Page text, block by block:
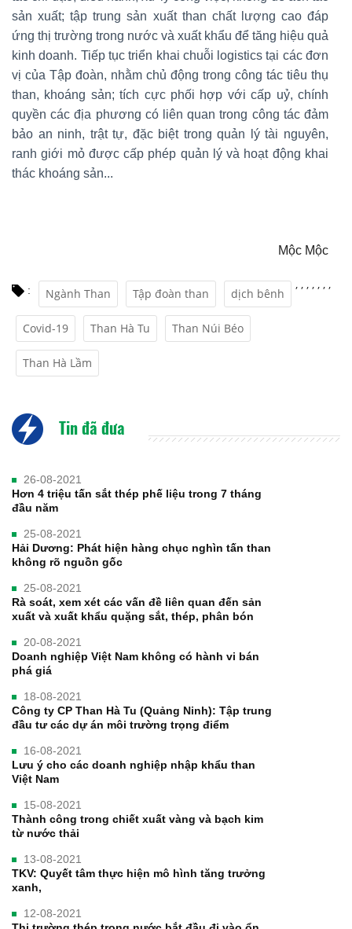
sản xuất; tập trung sản xuất than chất lượng cao đáp
ứng thị trường trong nước và xuất khẩu để tăng hiệu quả
kinh doanh. Tiếp tục triển khai chuỗi logistics tại các đơn
vị của Tập đoàn, nhằm chủ động trong công tác tiêu thụ
than, khoáng sản; tích cực phối hợp với cấp uỷ, chính
quyền các địa phương có liên quan trong công tác đảm
bảo an ninh, trật tự, đặc biệt trong quản lý tài nguyên,
ranh giới mỏ được cấp phép quản lý và hoạt động khai
thác khoáng sản...
Mộc Mộc
: Ngành Than
,
Tập đoàn than
,
dịch bênh
,
Covid-19
,
Than Hà Tu
,
Than Núi Béo
,
Than Hà Lầm
,
Tin đã đưa
26-08-2021
Hơn 4 triệu tấn sắt thép phế liệu trong 7 tháng
đầu năm
25-08-2021
Hải Dương: Phát hiện hàng chục nghìn tấn than
không rõ nguồn gốc
25-08-2021
Rà soát, xem xét các vấn đề liên quan đến sản
xuất và xuất khẩu quặng sắt, thép, phân bón
20-08-2021
Doanh nghiệp Việt Nam không có hành vi bán
phá giá
18-08-2021
Công ty CP Than Hà Tu (Quảng Ninh): Tập trung
đầu tư các dự án môi trường trọng điểm
16-08-2021
Lưu ý cho các doanh nghiệp nhập khẩu than
Việt Nam
15-08-2021
Thành công trong chiết xuất vàng và bạch kim
từ nước thải
13-08-2021
TKV: Quyết tâm thực hiện mô hình tăng trưởng
xanh,
12-08-2021